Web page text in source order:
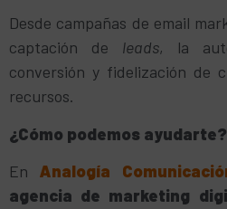
Desde campañas de email
captación de leads, la
conversión y fidelización de
recursos.
¿Cómo podemos ayudarte?
EnAnalogía
agencia de marketing